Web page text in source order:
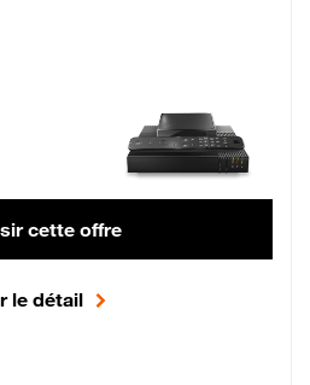
Lite Fibre
cette offre
le détail